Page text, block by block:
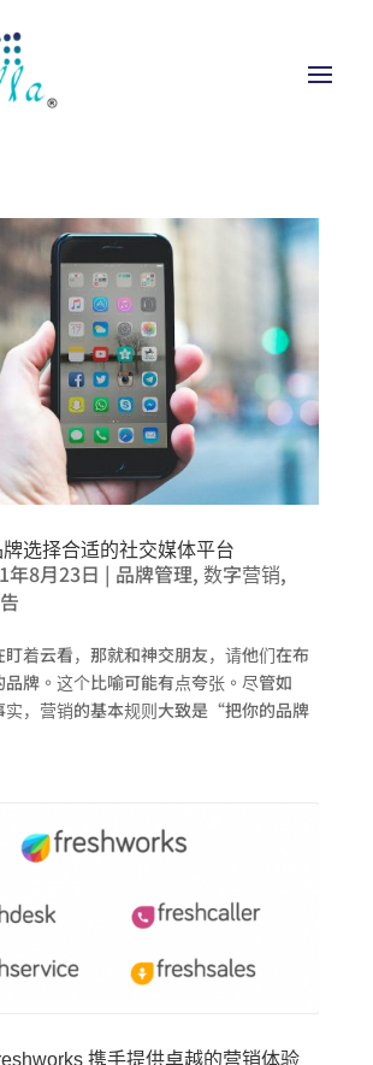
选择合适的社交媒体平台
年8月23日 | 品牌管理, 数字营销,
着云看，那就和神交朋友，请他们在布
牌。这个比喻可能有点夸张。尽管如
实，营销的基本规则大致是“把你的品牌
携手提供卓越的营销体验